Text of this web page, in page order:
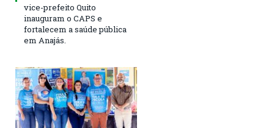
vice-prefeito Quito
inauguram o CAPS e
fortalecem a saúde pública
em Anajás.